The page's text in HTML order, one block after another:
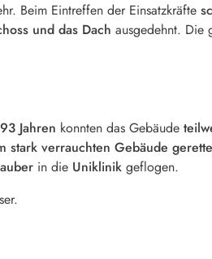
Beim Eintreffen der Einsatzkräfte
und das Dach ausgedehnt. Die
Jahren konnten das Gebäude
stark verrauchten Gebäude
in die Uniklinik geflogen.